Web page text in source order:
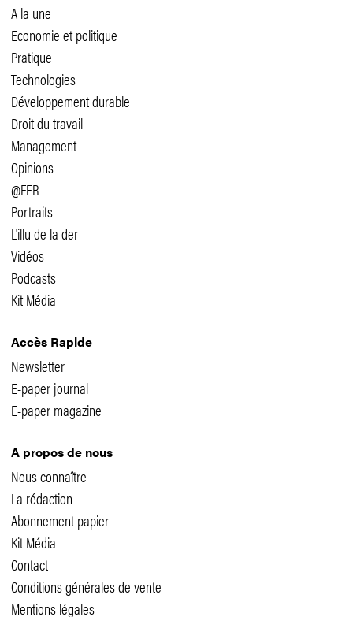
A la une
Economie et politique
Pratique
Technologies
Développement durable
Droit du travail
Management
Opinions
@FER
Portraits
L'illu de la der
Vidéos
Podcasts
Kit Média
Accès Rapide
Newsletter
E-paper journal
E-paper magazine
A propos de nous
Nous connaître
La rédaction
Abonnement papier
Kit Média
Contact
Conditions générales de vente
Mentions légales